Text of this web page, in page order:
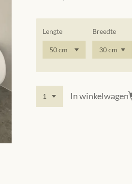
Lengte Breedte
In winkelwagen